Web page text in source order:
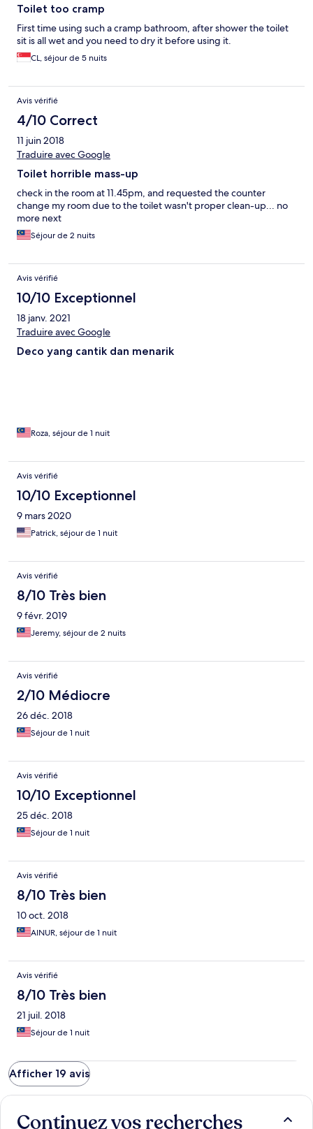
Toilet too cramp
First time using such a cramp bathroom, after shower the toilet
sit is all wet and you need to dry it before using it.
CL, séjour de 5 nuits
Avis vérifié
4/10 Correct
11 juin 2018
Traduire avec Google
Toilet horrible mass-up
check in the room at 11.45pm, and requested the counter
change my room due to the toilet wasn't proper clean-up... no
more next
Séjour de 2 nuits
Avis vérifié
10/10 Exceptionnel
18 janv. 2021
Traduire avec Google
Deco yang cantik dan menarik
Roza, séjour de 1 nuit
Avis vérifié
10/10 Exceptionnel
9 mars 2020
Patrick, séjour de 1 nuit
Avis vérifié
8/10 Très bien
9 févr. 2019
Jeremy, séjour de 2 nuits
Avis vérifié
2/10 Médiocre
26 déc. 2018
Séjour de 1 nuit
Avis vérifié
10/10 Exceptionnel
25 déc. 2018
Séjour de 1 nuit
Avis vérifié
8/10 Très bien
10 oct. 2018
AINUR, séjour de 1 nuit
Avis vérifié
8/10 Très bien
21 juil. 2018
Séjour de 1 nuit
Afficher 19 avis
Continuez vos recherches